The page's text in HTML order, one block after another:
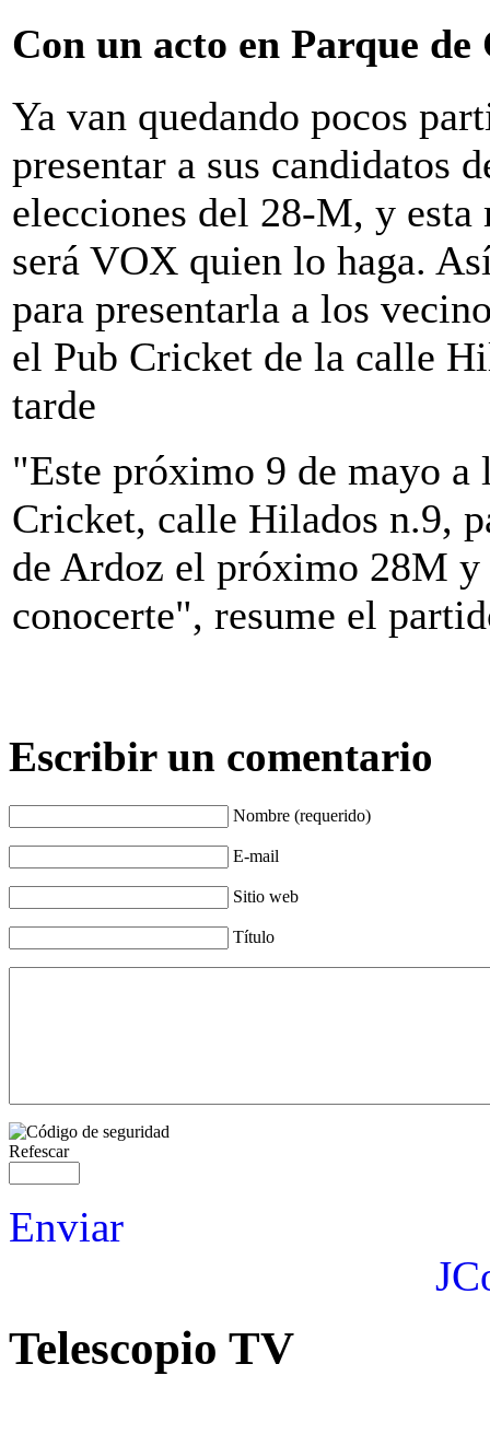
Con un acto en Parque de
Ya van quedando pocos
presentar a sus candidatos
elecciones del 28-M, y esta
será VOX quien lo haga.
para presentarla a los
el Pub Cricket de la calle
tarde
"Este próximo 9 de mayo a
Cricket, calle Hilados n.9,
de Ardoz el próximo 28M
conocerte", resume el
Escribir un comentario
Nombre (requerido)
E-mail
Sitio web
Título
Refescar
Enviar
Telescopio TV